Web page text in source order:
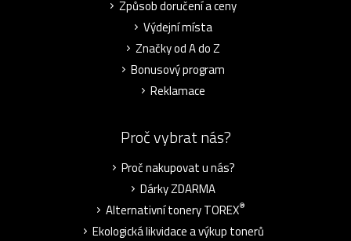
Způsob doručení a ceny
Výdejní místa
Značky od A do Z
Bonusový program
Reklamace
Proč vybrat nás?
Proč nakupovat u nás?
Dárky ZDARMA
Alternativní tonery TOREX®
Ekologická likvidace a výkup tonerů